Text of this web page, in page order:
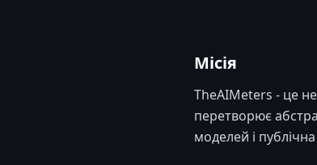
Місія
TheAIMeters - це
перетворює
моделей і